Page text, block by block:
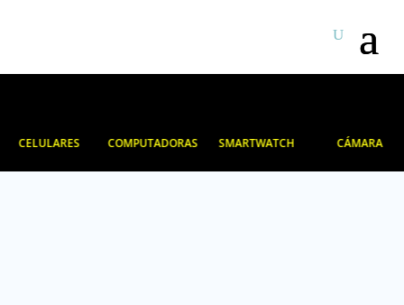
CELULARES COMPUTADORAS SMARTWATCH CÁMARA